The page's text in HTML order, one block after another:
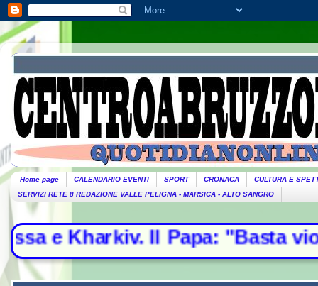
Home page CALENDARIO EVENTI SPORT CRONACA
CULTURA E
SERVIZI RETE 8 REDAZIONE VALLE PELIGNA - MARSICA - ALTO SANGRO
Il Papa: "Basta violenze,